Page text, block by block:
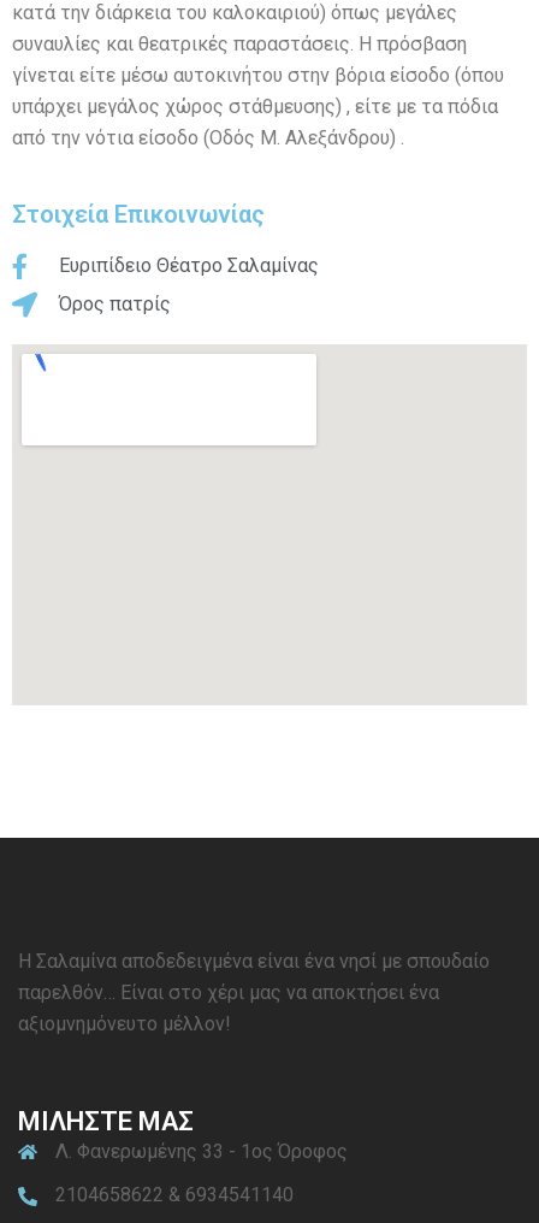
κατά την διάρκεια του καλοκαιριού) όπως μεγάλες
συναυλίες και θεατρικές παραστάσεις. Η πρόσβαση
γίνεται είτε μέσω αυτοκινήτου στην βόρια είσοδο (όπου
υπάρχει μεγάλος χώρος στάθμευσης) , είτε με τα πόδια
από την νότια είσοδο (Οδός Μ. Αλεξάνδρου) .
Στοιχεία Επικοινωνίας
Ευριπίδειο Θέατρο Σαλαμίνας
Όρος πατρίς
Η Σαλαμίνα αποδεδειγμένα είναι ένα νησί με σπουδαίο
παρελθόν… Είναι στο χέρι μας να αποκτήσει ένα
αξιομνημόνευτο μέλλον!
ΜΙΛΗΣΤΕ ΜΑΣ
Λ. Φανερωμένης 33 - 1ος Όροφος
2104658622 & 6934541140